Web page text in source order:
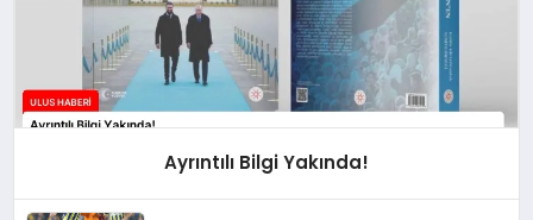
Ayrıntılı Bilgi Yakında!